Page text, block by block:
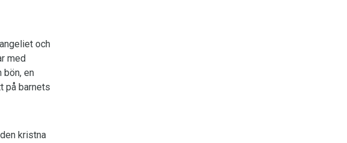
och
med
bön, en
på barnets
kristna